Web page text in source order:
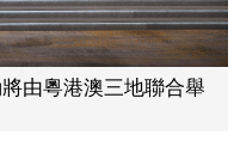
由粵港澳三地聯合舉